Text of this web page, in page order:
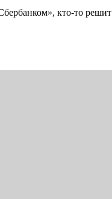
кто-то